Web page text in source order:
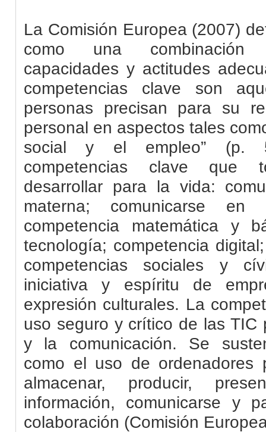
La Comisión Europea (2007)
como una combinación
capacidades y actitudes
competencias clave son
personas precisan para su
personal en aspectos tales
social y el empleo” (p.
competencias clave que
desarrollar para la vida:
materna; comunicarse en
competencia matemática y
tecnología; competencia
competencias sociales y
iniciativa y espíritu de
expresión culturales. La
uso seguro y crítico de las TIC
y la comunicación. Se
como el uso de ordenadores
almacenar, producir,
información, comunicarse y
colaboración (Comisión